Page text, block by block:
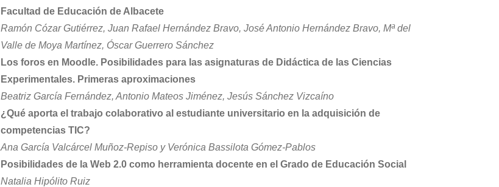
Facultad de Educación de Albacete
Ramón Cózar Gutiérrez, Juan Rafael Hernández Bravo, José Antonio Hernández Bravo, Mª del
Valle de Moya Martínez, Óscar Guerrero Sánchez
Los foros en Moodle. Posibilidades para las asignaturas de Didáctica de las Ciencias
Experimentales. Primeras aproximaciones
Beatriz García Fernández, Antonio Mateos Jiménez, Jesús Sánchez Vizcaíno
¿Qué aporta el trabajo colaborativo al estudiante universitario en la adquisición de
competencias TIC?
Ana García Valcárcel Muñoz-Repiso y Verónica Bassilota Gómez-Pablos
Posibilidades de la Web 2.0 como herramienta docente en el Grado de Educación Social
Natalia Hipólito Ruiz